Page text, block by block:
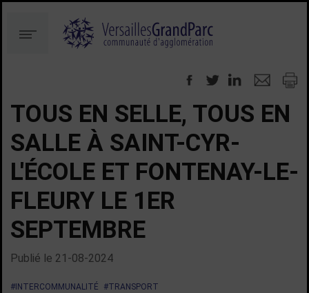
au
contenu
à
Menu
TOUS EN SELLE, TOUS EN
SALLE À SAINT-CYR-
L'ÉCOLE ET FONTENAY-LE-
FLEURY LE 1ER
SEPTEMBRE
Publié le 21-08-2024
#INTERCOMMUNALITÉ #TRANSPORT